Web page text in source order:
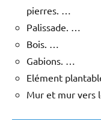
pierres. …
Palissade. …
Bois. …
Gabions. …
Elément
Mur et mur vers